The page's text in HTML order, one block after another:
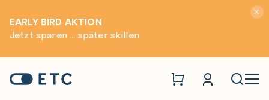
EARLY BIRD AKTION
Jetzt sparen ... später skillen
Startseite: ETC